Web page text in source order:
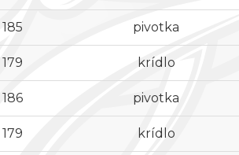
185 pivotka
179 krídlo
186 pivotka
179 krídlo